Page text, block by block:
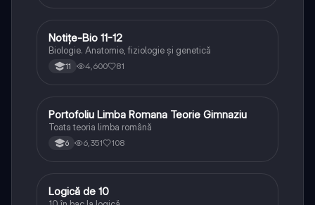
Biologie
Notițe-Bio 11-12
Biologie. Anatomie, fiziologie și genetică
11 4,600 81
Limba și literatura română
Portofoliu Limba Romana Teorie Gimnaziu
Toata teoria limba română
6 6,351 108
Logică
Logică de 10